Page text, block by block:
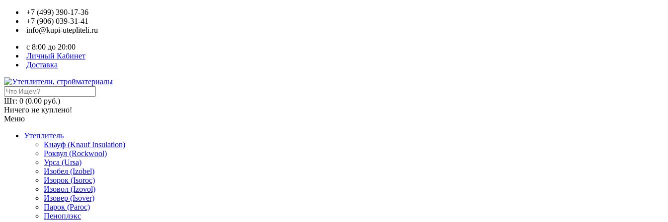
+7 (499) 390-17-36
+7 (906) 039-31-41
info@kupi-utepliteli.ru
c 8:00 до 20:00
Личный Кабинет
Доставка
Шт: 0 (0.00 руб.)
Ничего не куплено!
Меню
Утеплитель
Кнауф (Knauf Insulation)
Роквул (Rockwool)
Урса (Ursa)
Изобел (Izobel)
Изорок (Isoroc)
Изовол (Izovol)
Изовер (Isover)
Парок (Paroс)
Пеноплэкс